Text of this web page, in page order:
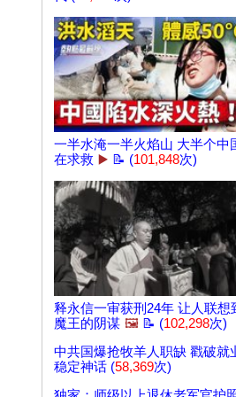
一半水淹一半火焰山 大半个中
在求救 ▶️ 📝 (101,848次)
释永信一审获刑24年 让人联想
魔王的阴谋 🖼️ 📝 (102,298次)
中共国爆抢牧羊人职缺 戳破就
稳定神话 (58,369次)